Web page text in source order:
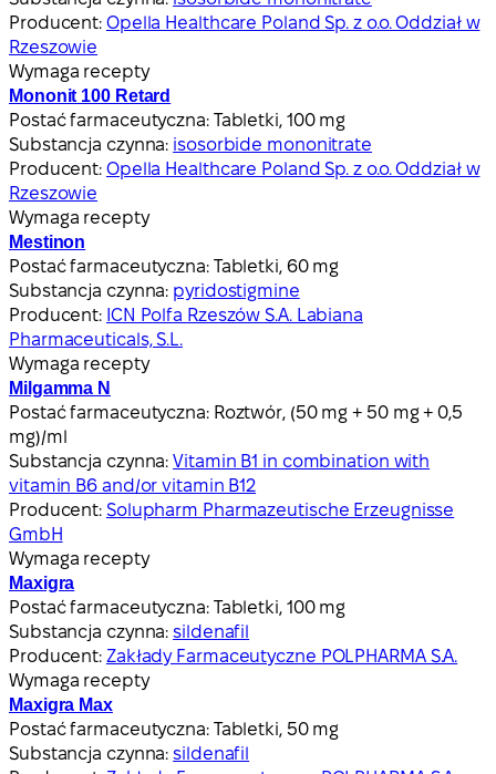
Producent: Opella Healthcare Poland Sp. z o.o. Oddział w
Rzeszowie
Wymaga recepty
Mononit 100 Retard
Postać farmaceutyczna: Tabletki, 100 mg
Substancja czynna: isosorbide mononitrate
Producent: Opella Healthcare Poland Sp. z o.o. Oddział w
Rzeszowie
Wymaga recepty
Mestinon
Postać farmaceutyczna: Tabletki, 60 mg
Substancja czynna: pyridostigmine
Producent: ICN Polfa Rzeszów S.A. Labiana
Pharmaceuticals, S.L.
Wymaga recepty
Milgamma N
Postać farmaceutyczna: Roztwór, (50 mg + 50 mg + 0,5
mg)/ml
Substancja czynna:Vitamin B1 in combination with
vitamin B6 and/or vitamin B12
Producent: Solupharm Pharmazeutische Erzeugnisse
GmbH
Wymaga recepty
Maxigra
Postać farmaceutyczna: Tabletki, 100 mg
Substancja czynna:sildenafil
Producent: Zakłady Farmaceutyczne POLPHARMA S.A.
Wymaga recepty
Maxigra Max
Postać farmaceutyczna: Tabletki, 50 mg
Substancja czynna:sildenafil